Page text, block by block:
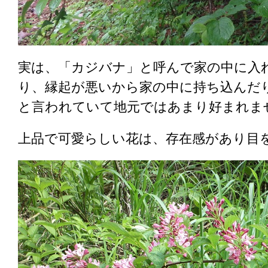
実は、「カジバナ」と呼んで家の中に
り、縁起が悪いから家の中に持ち込ん
と言われていて地元ではあまり好まれま
上品で可愛らしい花は、存在感があり目